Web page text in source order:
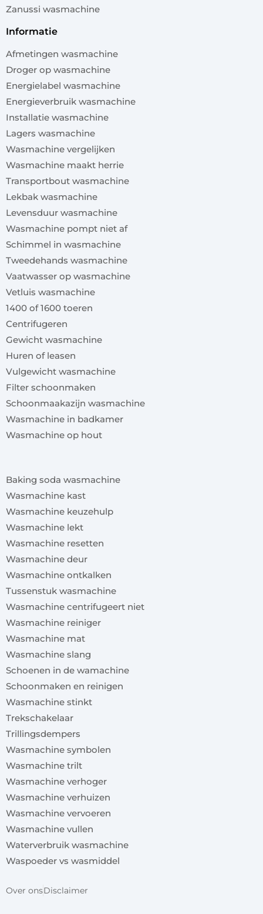
Zanussi wasmachine
informatie
Afmetingen wasmachine
Droger op wasmachine
Energielabel wasmachine
Energieverbruik wasmachine
Installatie wasmachine
Lagers wasmachine
Wasmachine vergelijken
Wasmachine maakt herrie
Transportbout wasmachine
Lekbak wasmachine
Levensduur wasmachine
Wasmachine pompt niet af
Schimmel in wasmachine
Tweedehands wasmachine
Vaatwasser op wasmachine
Vetluis wasmachine
1400 of 1600 toeren
Centrifugeren
Gewicht wasmachine
Huren of leasen
Vulgewicht wasmachine
Filter schoonmaken
Schoonmaakazijn wasmachine
Wasmachine in badkamer
Wasmachine op hout
Baking soda wasmachine
Wasmachine kast
Wasmachine keuzehulp
Wasmachine lekt
Wasmachine resetten
Wasmachine deur
Wasmachine ontkalken
Tussenstuk wasmachine
Wasmachine centrifugeert niet
Wasmachine reiniger
Wasmachine mat
Wasmachine slang
Schoenen in de wamachine
Schoonmaken en reinigen
Wasmachine stinkt
Trekschakelaar
Trillingsdempers
Wasmachine symbolen
Wasmachine trilt
Wasmachine verhoger
Wasmachine verhuizen
Wasmachine vervoeren
Wasmachine vullen
Waterverbruik wasmachine
Waspoeder vs wasmiddel
Over onsDisclaimer